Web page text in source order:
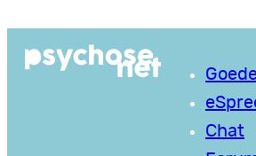
naar
Chat